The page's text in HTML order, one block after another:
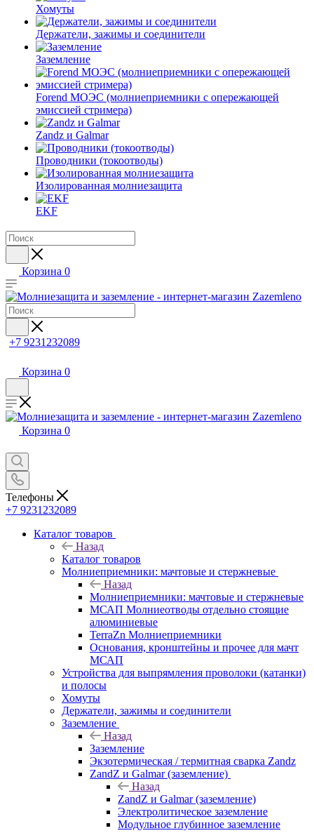
Хомуты
Держатели, зажимы и соединители
Заземление
Forend МОЭС (молниеприемники с опережающей
эмиссией стримера)
Zandz и Galmar
Проводники (токоотводы)
Изолированная молниезащита
EKF
Корзина 0
+7 9231232089
Корзина 0
Корзина 0
Телефоны
+7 9231232089
Каталог товаров
Назад
Каталог товаров
Молниеприемники: мачтовые и стержневые
Назад
Молниеприемники: мачтовые и стержневые
МСАП Молниеотводы отдельно стоящие
алюминиевые
TerraZn Молниеприемники
Основания, кронштейны и прочее для мачт
МСАП
Устройства для выпрямления проволоки (катанки)
и полосы
Хомуты
Держатели, зажимы и соединители
Заземление
Назад
Заземление
Экзотермическая / термитная сварка Zandz
ZandZ и Galmar (заземление)
Назад
ZandZ и Galmar (заземление)
Электролитическое заземление
Модульное глубинное заземление